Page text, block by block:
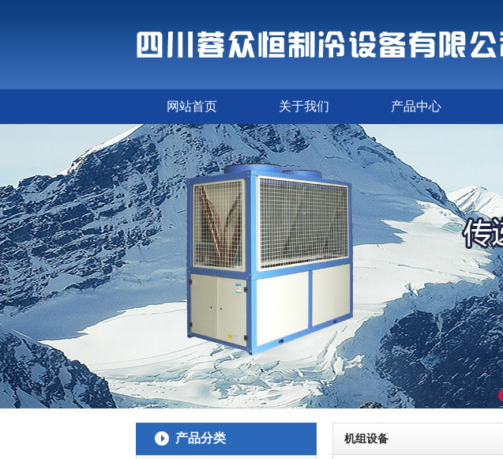
网站首页 关于我们 产品中心
产品分类 机组设备